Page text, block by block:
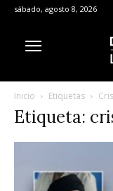
sábado, agosto 8, 2026
Inicio Etiquetas
Etiqueta: